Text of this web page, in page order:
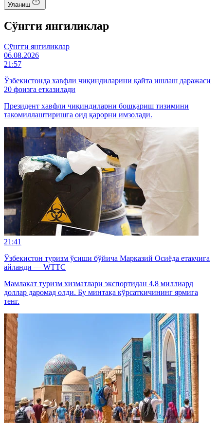
Уланиш
Cўнгги янгиликлар
Cўнгги янгиликлар
06.08.2026
21:57
Ўзбекистонда хавфли чиқиндиларини қайта ишлаш даражаси
20 фоизга етказилади
Президент хавфли чиқиндиларни бошқариш тизимини
такомиллаштиришга оид қарорни имзолади.
21:41
Ўзбекистон туризм ўсиши бўйича Марказий Осиёда етакчига
айланди — WTTC
Мамлакат туризм хизматлари экспортидан 4,8 миллиард
доллар даромад олди. Бу минтақа кўрсаткичининг ярмига
тенг.